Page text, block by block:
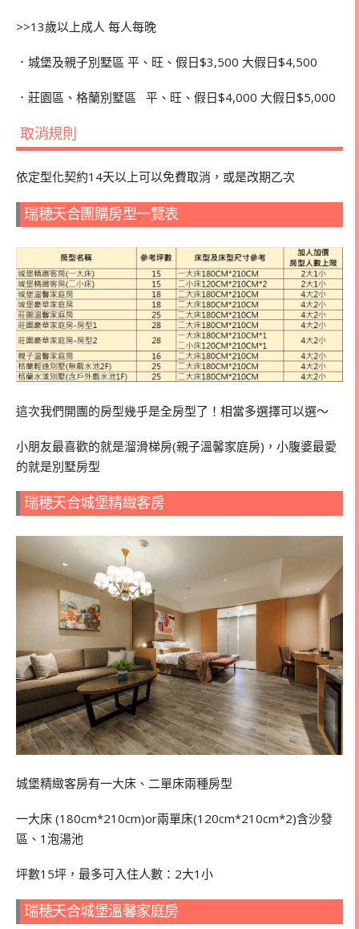
>>13歲以上成人 每人每晚
．城堡及親子別墅區 平、旺、假日$3,500 大假日$4,500
．莊園區、格蘭別墅區 平、旺、假日$4,000 大假日$5,000
取消規則
依定型化契約14天以上可以免費取消，或是改期乙次
瑞穂天合團購房型一覽表
這次我們開團的房型幾乎是全房型了！相當多選擇可以選～
小朋友最喜歡的就是溜滑梯房(親子溫馨家庭房)，小腹婆最愛
的就是別墅房型
瑞穂天合城堡精緻客房
城堡精緻客房有一大床、二單床兩種房型
一大床 (180cm*210cm)or兩單床(120cm*210cm*2)含沙發
區、1泡湯池
坪數15坪，最多可入住人數： 2大1 小
瑞穂天合城堡溫馨家庭房